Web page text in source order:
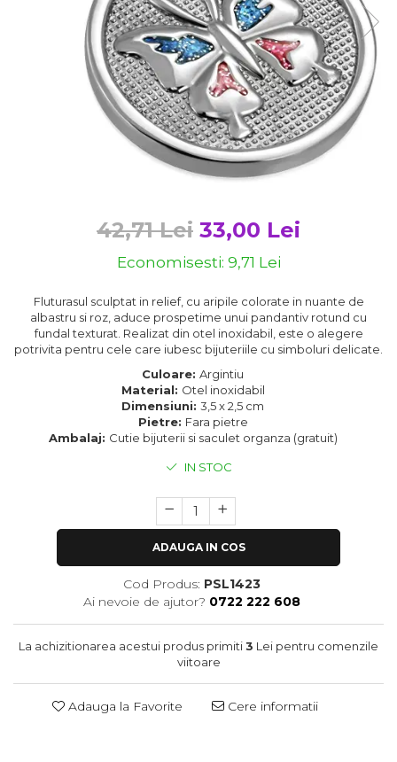
semipretioase
Bijuterii argint placat cu aur
Bijuterii argint cu diverse
Bijuterii argint cu murano
Bijuterii de Lux
Bijuterii gotice si rock
Bijuterii Handmade
Bijuterii fantezie
Casete si cutii de bijuterii
Solutii si lavete de curatare
42,71 Lei 33,00 Lei
Economisesti: 9,71 Lei
Fluturasul sculptat in relief, cu aripile colorate in nuante de
albastru si roz, aduce prospetime unui pandantiv rotund cu
fundal texturat. Realizat din otel inoxidabil, este o alegere
potrivita pentru cele care iubesc bijuteriile cu simboluri delicate.
Culoare: Argintiu
Material: Otel inoxidabil
Dimensiuni: 3,5 x 2,5 cm
Pietre: Fara pietre
Ambalaj: Cutie bijuterii si saculet organza (gratuit)
IN STOC
ADAUGA IN COS
Cod Produs: PSL1423
Ai nevoie de ajutor? 0722 222 608
La achizitionarea acestui produs primiti3 Lei pentru comenzile
viitoare
Adauga la Favorite Cere informatii